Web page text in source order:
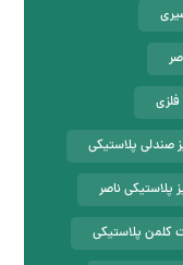
صندلی پلاستیکی
پلاستیکی ناصر
کلمن پلاستیکی